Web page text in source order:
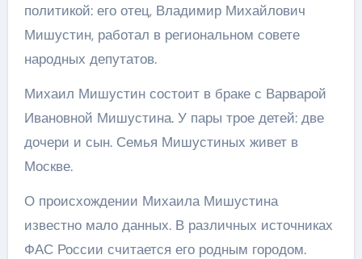
политикой: его отец, Владимир Михайлович
Мишустин, работал в региональном совете
народных депутатов.
Михаил Мишустин состоит в браке с Варварой
Ивановной Мишустина. У пары трое детей: две
дочери и сын. Семья Мишустиных живет в
Москве.
О происхождении Михаила Мишустина
известно мало данных. В различных источниках
ФАС России считается его родным городом.